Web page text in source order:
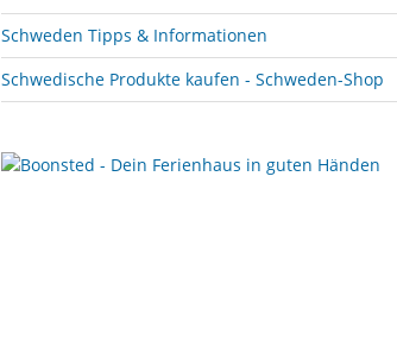
Schweden Tipps & Informationen
Schwedische Produkte kaufen - Schweden-Shop